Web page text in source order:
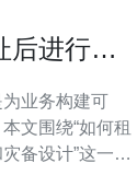
后进行负
业务构建可
文围绕“如何租
备设计”这一主